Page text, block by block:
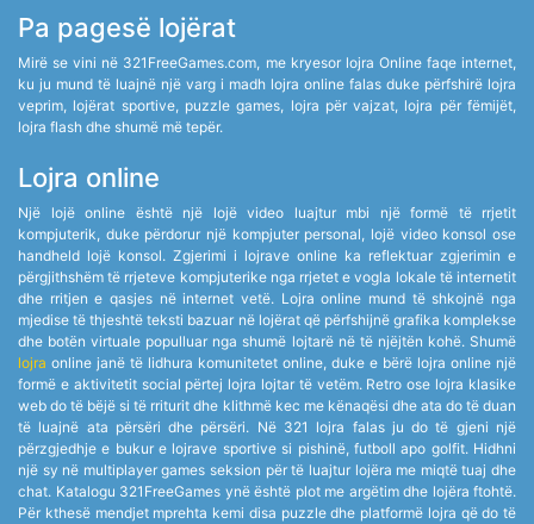
Pa pagesë lojërat
Mirë se vini në 321FreeGames.com, me kryesor lojra Online faqe internet,
ku ju mund të luajnë një varg i madh lojra online falas duke përfshirë lojra
veprim, lojërat sportive, puzzle games, lojra për vajzat, lojra për fëmijët,
lojra flash dhe shumë më tepër.
Lojra online
Një lojë online është një lojë video luajtur mbi një formë të rrjetit
kompjuterik, duke përdorur një kompjuter personal, lojë video konsol ose
handheld lojë konsol. Zgjerimi i lojrave online ka reflektuar zgjerimin e
përgjithshëm të rrjeteve kompjuterike nga rrjetet e vogla lokale të internetit
dhe rritjen e qasjes në internet vetë. Lojra online mund të shkojnë nga
mjedise të thjeshtë teksti bazuar në lojërat që përfshijnë grafika komplekse
dhe botën virtuale populluar nga shumë lojtarë në të njëjtën kohë. Shumë
lojra online janë të lidhura komunitetet online, duke e bërë lojra online një
formë e aktivitetit social përtej lojra lojtar të vetëm. Retro ose lojra klasike
web do të bëjë si të rriturit dhe klithmë kec me kënaqësi dhe ata do të duan
të luajnë ata përsëri dhe përsëri. Në 321 lojra falas ju do të gjeni një
përzgjedhje e bukur e lojrave sportive si pishinë, futboll apo golfit. Hidhni
një sy në multiplayer games seksion për të luajtur lojëra me miqtë tuaj dhe
chat. Katalogu 321FreeGames ynë është plot me argëtim dhe lojëra ftohtë.
Për kthesë mendjet mprehta kemi disa puzzle dhe platformë lojra që do të